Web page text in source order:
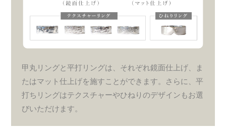
甲丸リングと平打リングは、それぞれ鏡面仕上げ、ま
たはマット仕上げを施すことができます。さらに、平
打ちリングはテクスチャーやひねりのデザインもお選
びいただけます。